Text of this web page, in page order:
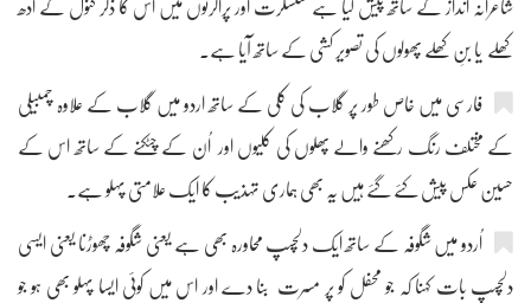
شاعرانہ انداز کے ساتھ پیش کیا ہے سنسکرت اور پراکرتوں میں اس کا ذکر کنول کے ادھ
کھلے یا بنِ کھِلے پھولوں کی تصویر کشی کے ساتھ آیا ہے۔
فارسی میں خاص طور پر گلاب کی کلی کے ساتھ اردو میں گلاب کے علاوہ چمبیلی
کے مختلف رنگ رکھنے والے پھلوں کی کلیوں اور اُن کے چٹکنے کے ساتھ اس کے
حسین عکس پیش کئے گئے ہیں یہ بھی ہماری تہذیب کا ایک علامتی پہلو ہے۔
اُردو میں شگوفہ کے ساتھ ایک دلچسپ محاورہ بھی ہے یعنی شگوفہ چھوڑنا یعنی ایسی
دلچسپ بات کہنا کہ جو محفل کو پر مسرت بنا دے اور اس میں کوئی ایسا پہلو بھی ہو جو